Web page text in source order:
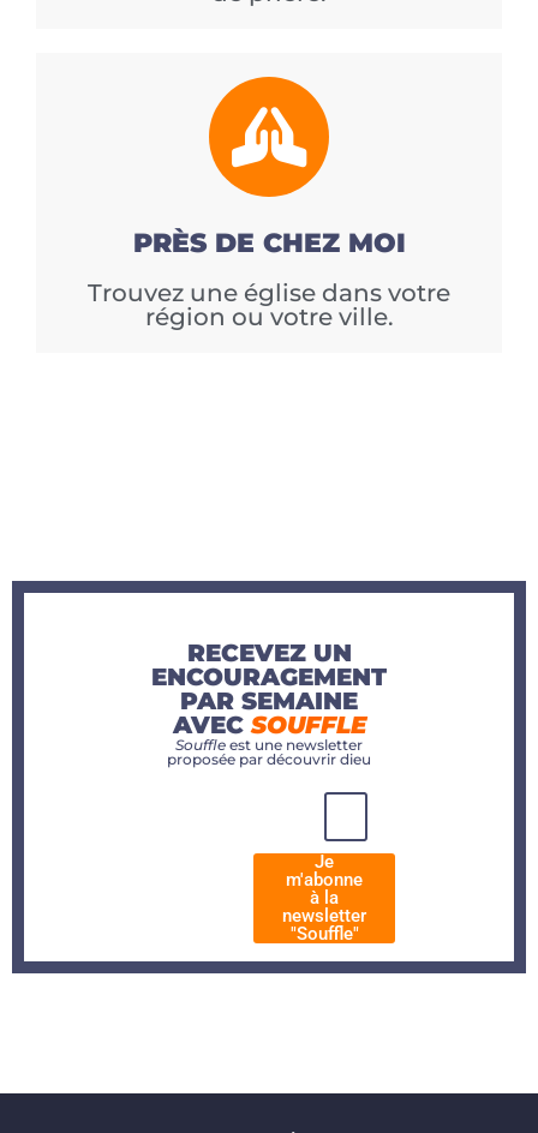
PRÈS DE CHEZ MOI
Trouvez une église dans votre
région ou votre ville.
RECEVEZ UN
ENCOURAGEMENT
PAR SEMAINE
AVECSOUFFLE
Souffle est une newsletter
proposée par découvrir dieu
Je
m'abonne
à la
newsletter
"Souffle"